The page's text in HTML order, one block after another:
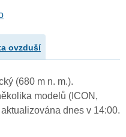
ovzduší
(680 m n. m.).
modelů (ICON,
dnes v 14:00.